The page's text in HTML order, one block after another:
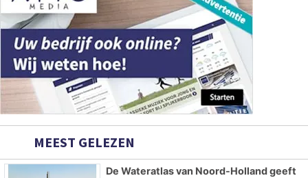
MEEST GELEZEN
De Wateratlas van Noord-Holland geeft